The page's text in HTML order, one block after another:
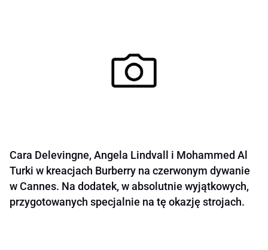
Cara Delevingne, Angela Lindvall i Mohammed Al
Turki w kreacjach Burberry na czerwonym dywanie
w Cannes. Na dodatek, w absolutnie wyjątkowych,
przygotowanych specjalnie na tę okazję strojach.